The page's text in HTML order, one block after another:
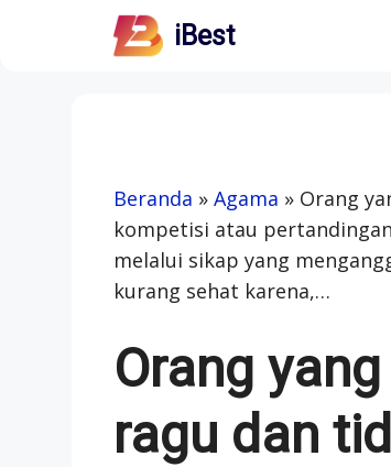
iBest
Beranda » Agama » Orang
kompetisi atau
melalui sikap yang
kurang sehat karena,…
Orang
ragu dan